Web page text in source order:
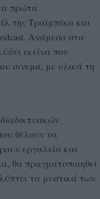
πρώτα
της Τραϊμπέκα και
Ανάμεσα στα
εκείνα που
σινεμά, με υλικά τη
θέλουν να
εργαλεία και
θα πραγματοποιηθεί
τα μυστικά των